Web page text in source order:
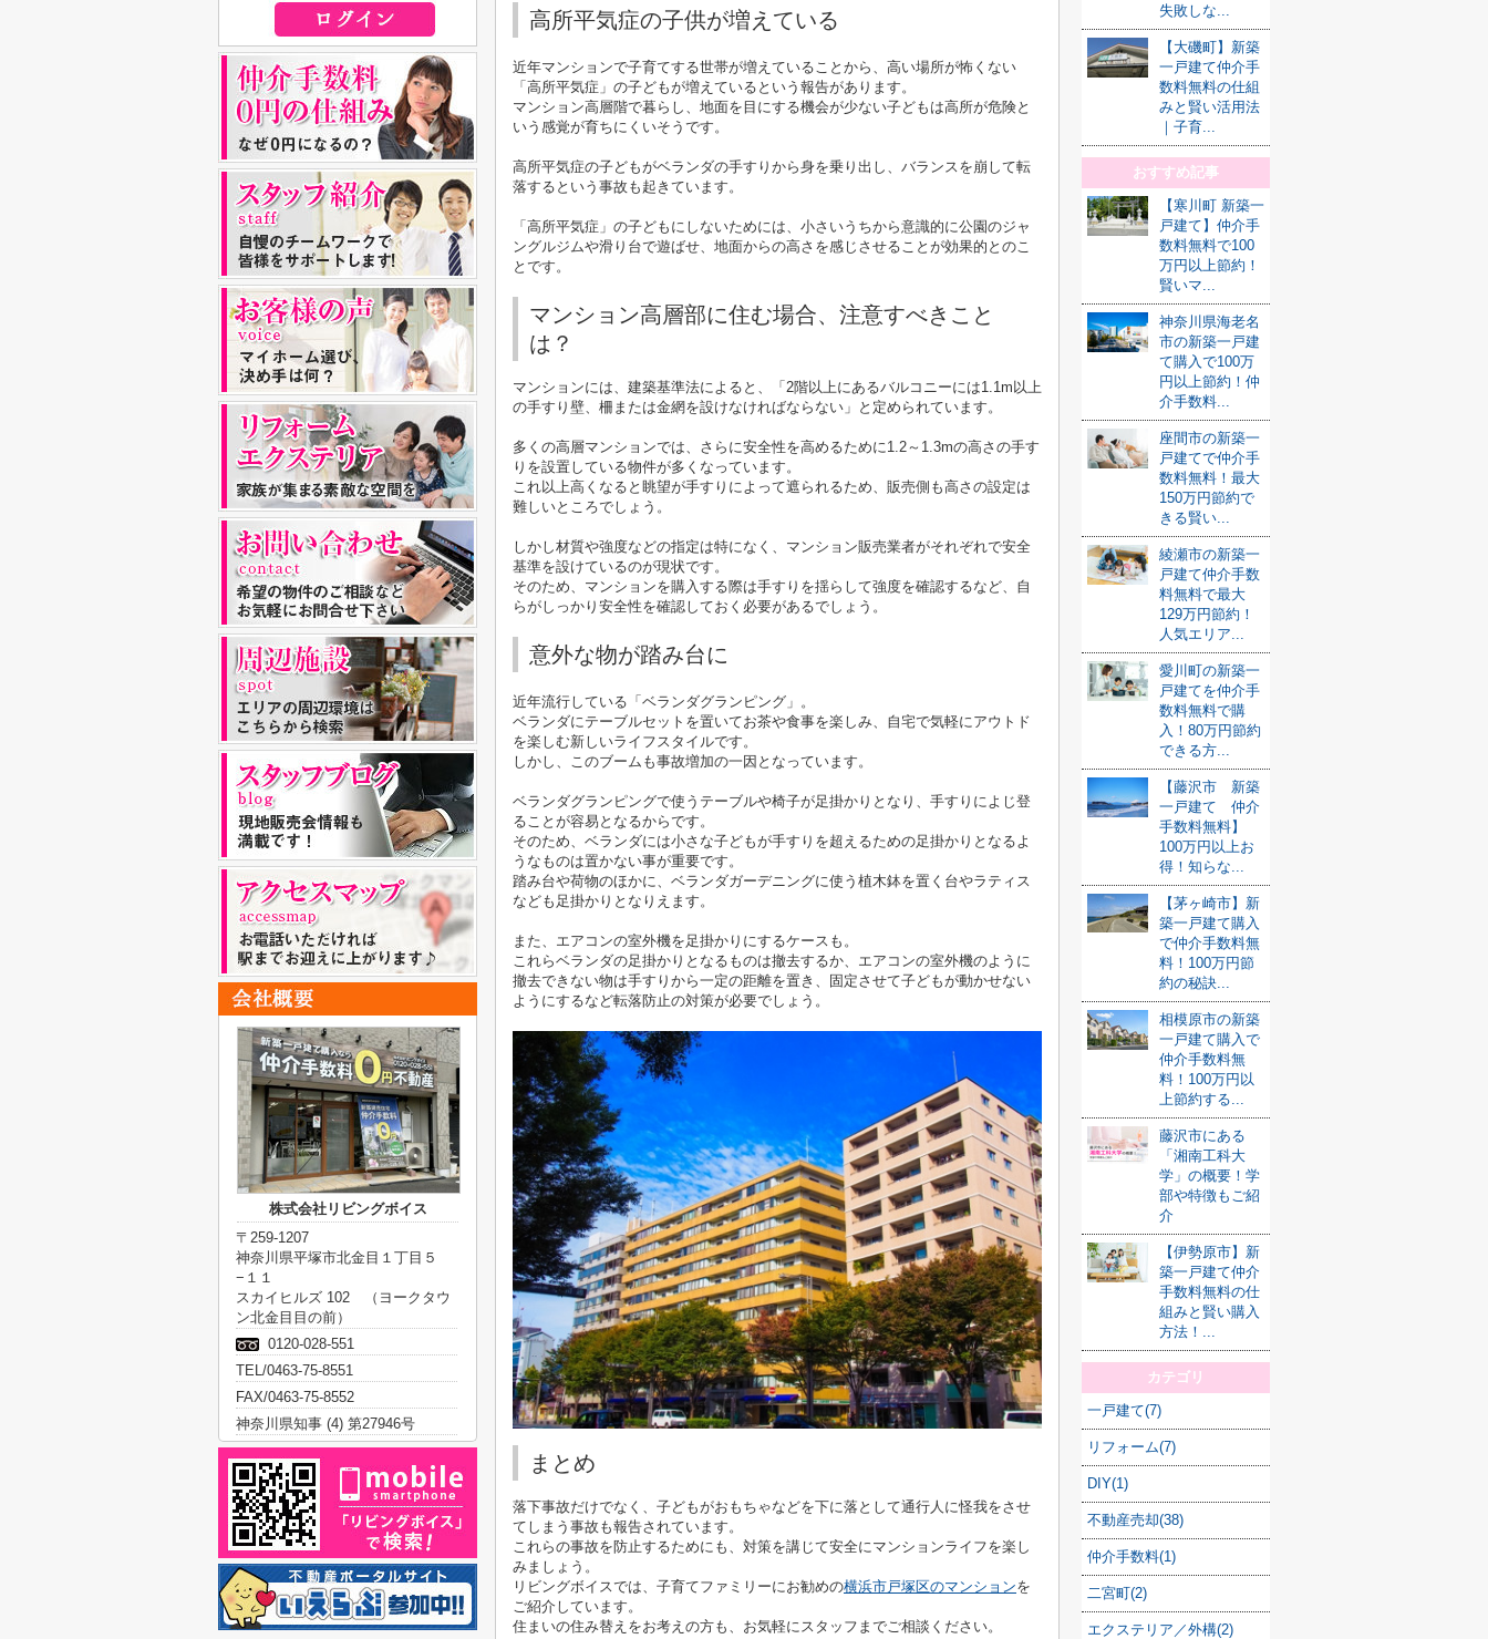
高所平気症の子供が増えている
近年マンションで子育てする世帯が増えていることから、高い場所が怖くない
「高所平気症」の子どもが増えているという報告があります。
マンション高層階で暮らし、地面を目にする機会が少ない子どもは高所が危険と
いう感覚が育ちにくいそうです。
高所平気症の子どもがベランダの手すりから身を乗り出し、バランスを崩して転
落するという事故も起きています。
「高所平気症」の子どもにしないためには、小さいうちから意識的に公園のジャ
ングルジムや滑り台で遊ばせ、地面からの高さを感じさせることが効果的とのこ
とです。
マンション高層部に住む場合、注意すべきこと
は？
マンションには、建築基準法によると、「 2階以上にあるバルコニーには1.1m 以上
の手すり壁、柵または金網を設けなければならない」と定められています。
多くの高層マンションでは、さらに安全性を高めるために1.2～ 1.3mの高さの手す
りを設置している物件が多くなっています。
これ以上高くなると眺望が手すりによって遮られるため、販売側も高さの設定は
難しいところでしょう。
しかし材質や強度などの指定は特になく、マンション販売業者がそれぞれで安全
基準を設けているのが現状です。
そのため、マンションを購入する際は手すりを揺らして強度を確認するなど、自
らがしっかり安全性を確認しておく必要があるでしょう。
意外な物が踏み台に
近年流行している「ベランダグランピング」。
ベランダにテーブルセットを置いてお茶や食事を楽しみ、自宅で気軽にアウトド
を楽しむ新しいライフスタイルです。
しかし、このブームも事故増加の一因となっています。
ベランダグランピングで使うテーブルや椅子が足掛かりとなり、手すりによじ登
ることが容易となるからです。
そのため、ベランダには小さな子どもが手すりを超えるための足掛かりとなるよ
うなものは置かない事が重要です。
踏み台や荷物のほかに、ベランダガーデニングに使う植木鉢を置く台やラティス
なども足掛かりとなりえます。
また、エアコンの室外機を足掛かりにするケースも。
これらベランダの足掛かりとなるものは撤去するか、エアコンの室外機のように
撤去できない物は手すりから一定の距離を置き、固定させて子どもが動かせない
ようにするなど転落防止の対策が必要でしょう。
まとめ
落下事故だけでなく、子どもがおもちゃなどを下に落として通行人に怪我をさせ
てしまう事故も報告されています。
これらの事故を防止するためにも、対策を講じて安全にマンションライフを楽し
みましょう。
リビングボイスでは、子育てファミリーにお勧めの横浜市戸塚区のマンションを
ご紹介しています。
住まいの住み替えをお考えの方も、お気軽にスタッフまでご相談ください。
失敗しな...
【大磯町】新築
一戸建て仲介手
数料無料の仕組
みと賢い活用法
｜子育...
おすすめ記事
【寒川町 新築一
戸建て】仲介手
数料無料で100
万円以上節約！
賢いマ...
神奈川県海老名
市の新築一戸建
て購入で100万
円以上節約！仲
介手数料...
座間市の新築一
戸建てで仲介手
数料無料！最大
150万円節約で
きる賢い...
綾瀬市の新築一
戸建て仲介手数
料無料で最大
129万円節約！
人気エリア...
愛川町の新築一
戸建てを仲介手
数料無料で購
入！80万円節約
できる方...
【藤沢市 新築
一戸建て 仲介
手数料無料】
100万円以上お
得！知らな...
【茅ヶ崎市】新
築一戸建て購入
で仲介手数料無
料！100万円節
約の秘訣...
相模原市の新築
一戸建て購入で
仲介手数料無
料！100万円以
上節約する...
藤沢市にある
「湘南工科大
学」の概要！学
部や特徴もご紹
介
【伊勢原市】新
築一戸建て仲介
手数料無料の仕
組みと賢い購入
方法！...
カテゴリ
一戸建て(7)
リフォーム(7)
DIY(1)
不動産売却(38)
仲介手数料(1)
二宮町(2)
エクステリア／外構(2)
株式会社リビングボイス
〒259-1207
神奈川県平塚市北金目１丁目５
−１１
スカイヒルズ 102 （ヨークタウ
ン北金目目の前）
0120-028-551
TEL/0463-75-8551
FAX/0463-75-8552
神奈川県知事 (4) 第27946号